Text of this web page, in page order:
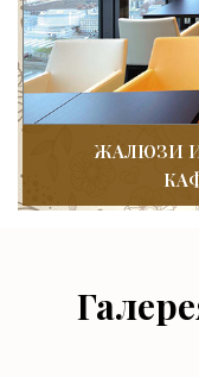
ЖАЛЮЗИ